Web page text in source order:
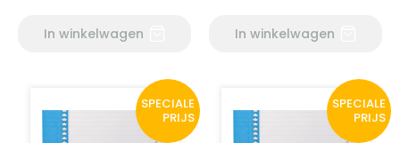
In winkelwagen In winkelwagen
SPECIALE
PRIJS
SPECIALE
PRIJS